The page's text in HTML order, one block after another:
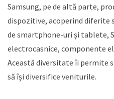
Samsung, pe de altă parte,
dispozitive, acoperind diferite
de smartphone-uri și tablete,
electrocasnice, componente
Această diversitate îi permite
să își diversifice veniturile.